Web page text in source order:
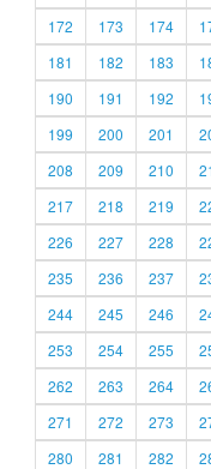
172
173 174
181
182 183
190
191 192
199
200 201
208
209 210
217
218 219
226
227 228
235
236 237
244
245 246
253
254 255
262
263 264
271
272 273
280
281 282